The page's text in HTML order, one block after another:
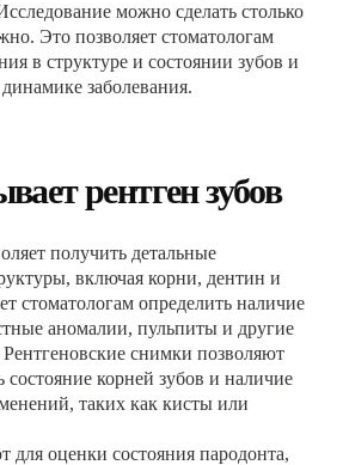
можно сделать столько
Это позволяет стоматологам
в структуре и состоянии зубов и
заболевания.
рентген зубов
получить детальные
включая корни, дентин и
стоматологам определить наличие
аномалии, пульпиты и другие
Рентгеновские снимки позволяют
корней зубов и наличие
таких как кисты или
для оценки состояния пародонта,